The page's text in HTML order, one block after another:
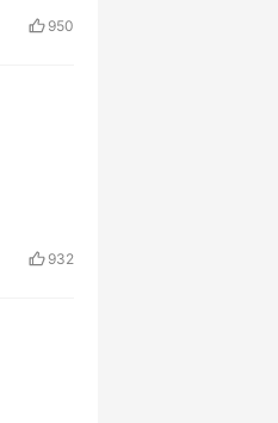
950
932